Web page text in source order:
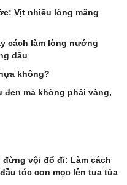
Vịt nhiều lông măng
cách làm lòng nướng
dầu
không?
đen mà không phải vàng,
đừng vội đổ đi: Làm cách
tóc con mọc lên tua tủa